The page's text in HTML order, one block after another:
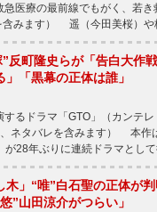
医療の最前線でもがく、若き
含みます） 遥（今田美桜）や
反町隆史らが「告白大作
「黒幕の正体は誰」
るドラマ「GTO」（カンテレ
ネタバレを含みます） 本作
が28年ぶりに連続ドラマとし
木」“唯”白石聖の正体が
”山田涼介がつらい」